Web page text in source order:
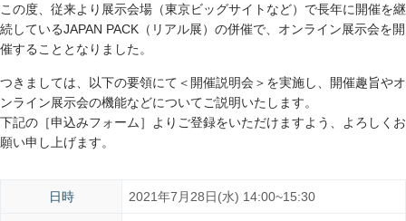
この度、従来より展示会場（東京ビッグサイトなど）で長年に開催を継
続しているJAPAN PACK（リアル展）の併催で、オンライン展示会を開
催することとなりました。
つきましては、以下の要領にて＜開催説明会＞を実施し、開催趣旨やオ
ンライン展示会の機能などについてご説明いたします。
下記の［申込みフォーム］よりご登録をいただけますよう、よろしくお
願い申し上げます。
日時 2021年7月28日(水) 14:00~15:30